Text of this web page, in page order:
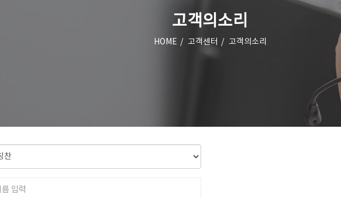
고객의소리
HOME 고객센터 고객의소리